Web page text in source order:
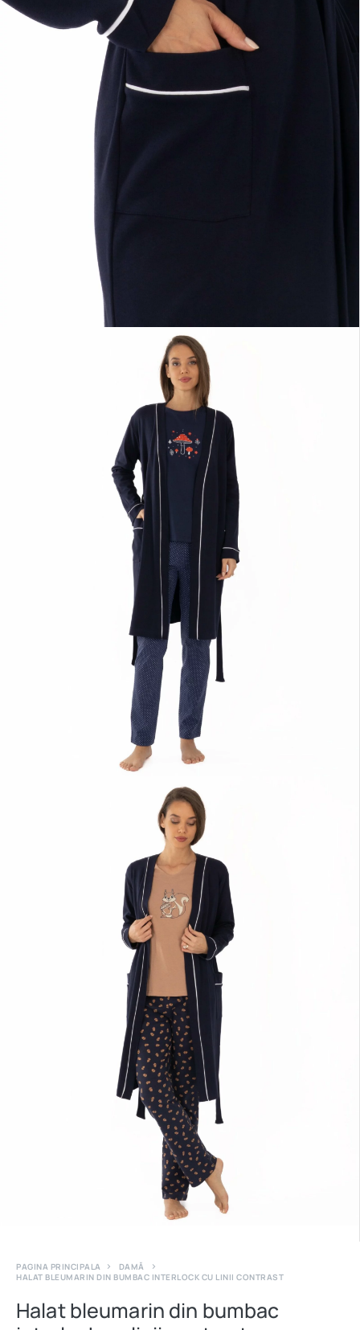
PAGINA PRINCIPALA
DAMĂ
HALAT BLEUMARIN DIN BUMBAC INTERLOCK CU LINII CONTRAST
Halat bleumarin din bumbac